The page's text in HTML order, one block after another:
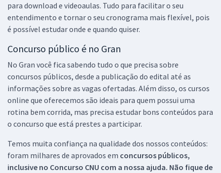
para download e videoaulas. Tudo para facilitar o seu
entendimento e tornar o seu cronograma mais flexível, pois
é possível estudar onde e quando quiser.
Concurso público é no Gran
No Gran você fica sabendo tudo o que precisa sobre
concursos públicos, desde a publicação do edital até as
informações sobre as vagas ofertadas. Além disso, os cursos
online que oferecemos são ideais para quem possui uma
rotina bem corrida, mas precisa estudar bons conteúdos para
o concurso que está prestes a participar.
Temos muita confiança na qualidade dos nossos conteúdos:
foram milhares de aprovados em concursos públicos,
inclusive no Concurso CNU com a nossa ajuda. Não fique de